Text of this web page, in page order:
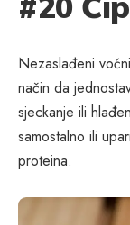
Nezaslađeni
način da
sjeckanje ili
samostalno ili
proteina.